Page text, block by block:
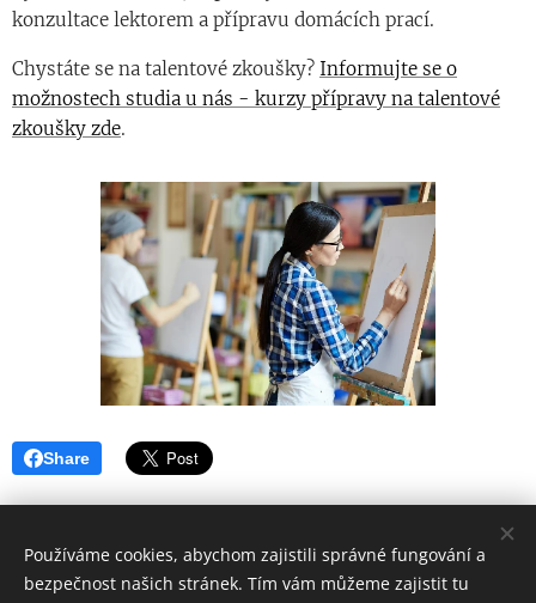
konzultace lektorem a přípravu domácích prací.
Chystáte se na talentové zkoušky? Informujte se o
možnostech studia u nás - kurzy přípravy na talentové
zkoušky zde.
Share
© 2026 Všechna práva vyhrazena
Používáme cookies, abychom zajistili správné fungování a
bezpečnost našich stránek. Tím vám můžeme zajistit tu